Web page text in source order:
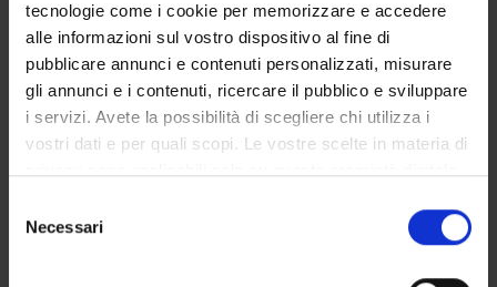
tecnologie come i cookie per memorizzare e accedere
alle informazioni sul vostro dispositivo al fine di
pubblicare annunci e contenuti personalizzati, misurare
gli annunci e i contenuti, ricercare il pubblico e sviluppare
i servizi. Avete la possibilità di scegliere chi utilizza i
vostri dati e per quali scopi. Le vostre scelte in materia di
modificare o revocare il proprio consenso in qualsiasi
momento dalla Dichiarazione sui cookie o facendo clic
delNecessari
AREE DI RICERCA
DOTTORATI DI RICERCA
STRUTTURE